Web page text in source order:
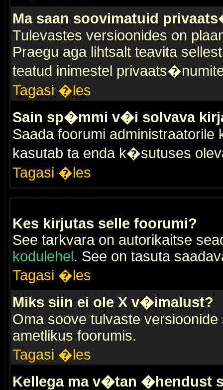
Ma saan soovimatuid
Tulevastes versioonides on
Praegu aga lihtsalt teavita
teatud inimestel
Tagasi �les
Sain sp�mmi v�i solvava
Saada foorumi
kasutab ta enda k�sutuses
Tagasi �les
Kes kirjutas selle foorumi?
See tarkvara on autorikaitse
kodulehel. See on tasuta
Tagasi �les
Miks siin ei ole X v�imalust?
Oma soove tulvaste
ametlikus foorumis.
Tagasi �les
Kellega ma v�tan �hendust